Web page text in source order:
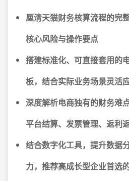
厘清天猫财务核算流程的完
核心风险与操作要点
搭建标准化、可直接套用的
板，结合实际业务场景灵活
深度解析电商独有的财务难
平台结算、发票管理、返利
结合数字化工具，提升数据
力，推荐高成长型企业首选